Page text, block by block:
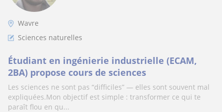
Wavre
Sciences naturelles
Étudiant en ingénierie industrielle (ECAM,
2BA) propose cours de sciences
Les sciences ne sont pas “difficiles” — elles sont souvent mal
expliquées.Mon objectif est simple : transformer ce qui te
paraît flou en qu...